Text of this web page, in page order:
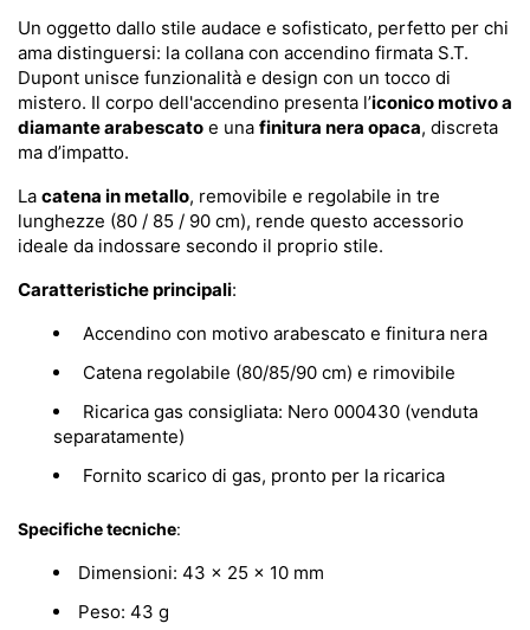
Un oggetto dallo stile audace e sofisticato, perfetto per chi
ama distinguersi: la collana con accendino firmata S.T.
Dupont unisce funzionalità e design con un tocco di
mistero. Il corpo dell'accendino presenta l’iconico motivo a
diamante arabescato e una finitura nera opaca, discreta
ma d’impatto.
La catena in metallo, removibile e regolabile in tre
lunghezze (80 / 85 / 90 cm), rende questo accessorio
ideale da indossare secondo il proprio stile.
Caratteristiche principali:
Accendino con motivo arabescato e finitura nera
Catena regolabile (80/85/90 cm) e rimovibile
Ricarica gas consigliata: Nero 000430 (venduta
separatamente)
Fornito scarico di gas, pronto per la ricarica
Specifiche tecniche:
Dimensioni: 43 × 25 × 10 mm
Peso: 43 g